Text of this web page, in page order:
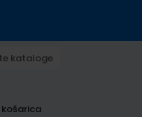
kataloge